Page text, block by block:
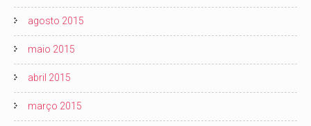
agosto 2015
maio 2015
abril 2015
março 2015